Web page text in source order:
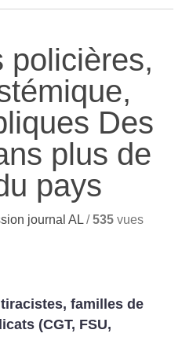
policières,
Des
plus de
pays
journal AL /535 vues
familles de
(CGT, FSU,